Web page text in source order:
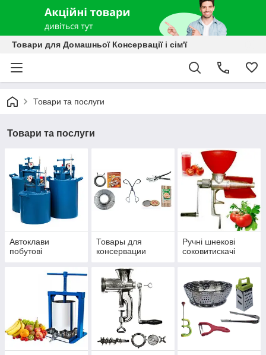
Товари для Домашньої Консервації і сім'ї
Товари та послуги
Товари та послуги
Автоклави
побутові
Товары для
консервации
Ручні шнекові
соковитискачі